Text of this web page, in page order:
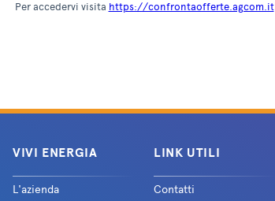
Future Basic FTTC (scad. 30.06.26)
Per accedervi visita https://confrontaofferte.agcom.it
VIVI ENERGIA
L'azienda
LINK UTILI
Contatti